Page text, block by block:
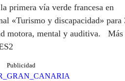
primera vía verde francesa en
«Turismo y discapacidad» para
motora, mental y auditiva. Más
Publicidad